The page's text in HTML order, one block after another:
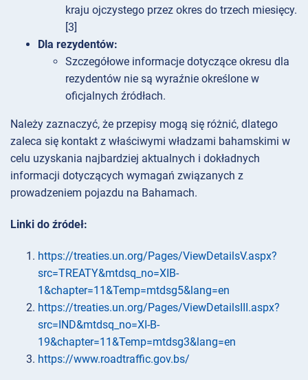
kraju ojczystego przez okres do trzech miesięcy.
[3]
Dla rezydentów:
Szczegółowe informacje dotyczące okresu dla
rezydentów nie są wyraźnie określone w
oficjalnych źródłach.
Należy zaznaczyć, że przepisy mogą się różnić, dlatego
zaleca się kontakt z właściwymi władzami bahamskimi w
celu uzyskania najbardziej aktualnych i dokładnych
informacji dotyczących wymagań związanych z
prowadzeniem pojazdu na Bahamach.
Linki do źródeł:
https://treaties.un.org/Pages/ViewDetailsV.aspx?
src=TREATY&mtdsq_no=XIB-
1&chapter=11&Temp=mtdsg5&lang=en
https://treaties.un.org/Pages/ViewDetailsIII.aspx?
src=IND&mtdsq_no=XI-B-
19&chapter=11&Temp=mtdsg3&lang=en
https://www.roadtraffic.gov.bs/